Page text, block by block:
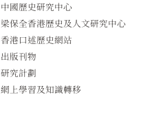
中國歷史研究中心
梁保全香港歷史及人文研究中心
香港口述歷史網站
出版刊物
研究計劃
網上學習及知識轉移